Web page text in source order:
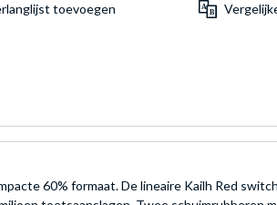
toevoegen
60% formaat. De lineaire Kailh Red